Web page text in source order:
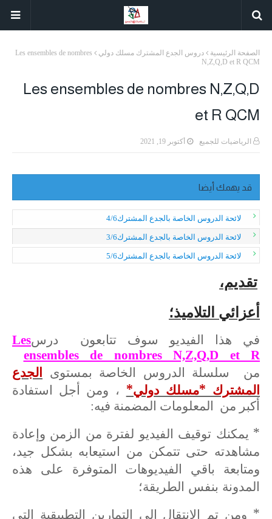
الصفحة الرئيسية دروس الجدع المشترك مسلك دولي
Les ensembles de nombres
N,Z,Q,D et R QCM
Les ensembles de nombres N,Z,Q,D
et R QCM
الرياضيات للجميع أكتوبر 19, 2021
قد يهمك أيضا
لائحة الدروس الخاصة بالجدع المشترك4/6
لائحة الدروس الخاصة بالجدع المشترك3/6
لائحة الدروس الخاصة بالجدع المشترك5/6
تقديم،
أعزائي التلاميذ؛
في هذا الفيديو سوف تتابعون درسLes
ensembles de nombres N,Z,Q,D et R
من سلسلة الدروس الخاصة بمستوى الجدع
المشترك *مسلك دولي* ، ومن أجل استفادة
أكبر من المعلومات المضمنة فيه:
* يمكنك توقيف الفيديو لفترة من الزمن وإعادة
مشاهدته حتى تتمكن من استيعابه بشكل جيد،
ومتابعة باقي الفيديوهات المتوفرة على هذه
المدونة بنفس الطريقة؛
* ومن تم الانتقال إلى التمارين التطبيقية التي